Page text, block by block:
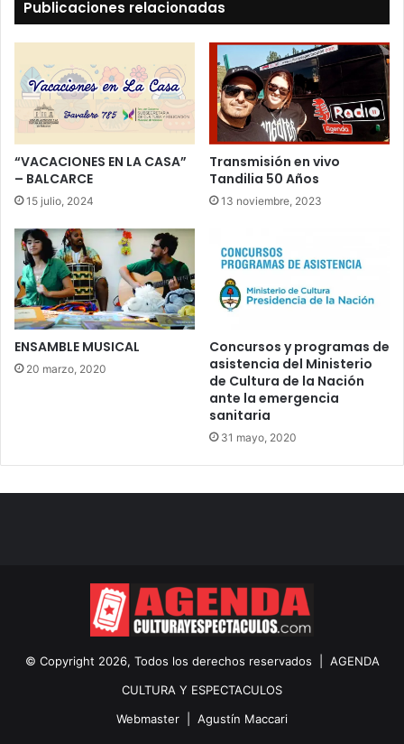
Publicaciones relacionadas
“VACACIONES EN LA CASA”
– BALCARCE
15 julio, 2024
Transmisión en vivo
Tandilia 50 Años
13 noviembre, 2023
ENSAMBLE MUSICAL
20 marzo, 2020
Concursos y programas de
asistencia del Ministerio
de Cultura de la Nación
ante la emergencia
sanitaria
31 mayo, 2020
© Copyright 2026, Todos los derechos reservados | AGENDA
CULTURA Y ESPECTACULOS
Webmaster | Agustín Maccari